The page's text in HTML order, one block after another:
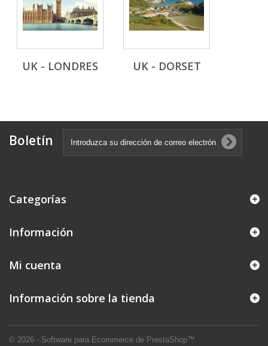
UK - LONDRES UK - DORSET
Boletín
Categorías
Información
© 2026 - Software para Ecommerce de PrestaShop™
Mi cuenta
Información sobre la tienda